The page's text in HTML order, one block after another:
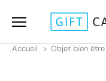
Accueil Objet bien être